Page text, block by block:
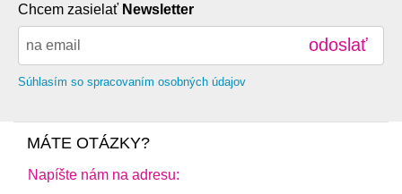
Chcem zasielať Newsletter
odoslať
Súhlasím so spracovaním osobných údajov
MÁTE OTÁZKY?
Napíšte nám na adresu: